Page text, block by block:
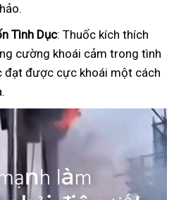
Tình Dục: Thuốc kích thích
cường khoái cảm trong tình
đạt được cực khoái một cách